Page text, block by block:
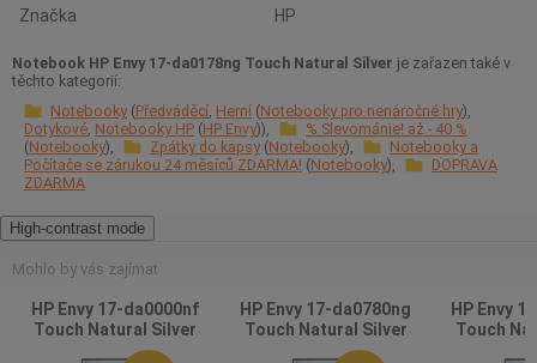
Značka
HP
Notebook HP Envy 17-da0178ng Touch Natural Silver je zařazen také v
těchto kategorií:
Notebooky Předváděcí Herní Notebooky pro nenáročné hry
Dotykové Notebooky HP HP Envy
% Slevománie! až - 40 %
Notebooky
Zpátky do kapsy Notebooky
Notebooky a
Počítače se zárukou 24 měsíců ZDARMA! Notebooky
DOPRAVA
ZDARMA
High-contrast mode
Mohlo by vás zajímat
HP Envy 17-da0000nf
Touch Natural Silver
HP Envy 17-da0780ng
Touch Natural Silver
HP Envy
Touch